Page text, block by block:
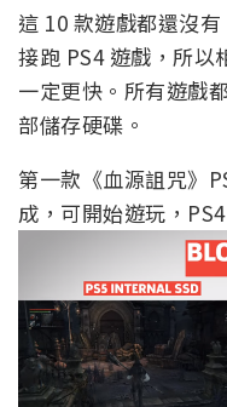
這 10 款遊戲都還沒
接跑 PS4 遊戲，所以
一定更快。所有遊戲
部儲存硬碟。
第一款《血源詛咒》
成，可開始遊玩，